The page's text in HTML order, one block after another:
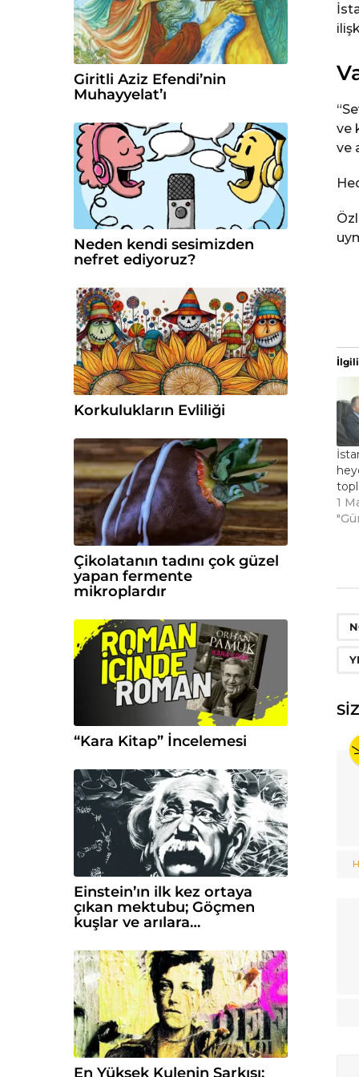
ve
ve
İlgili
1
Giritli Aziz Efendi’nin
Muhayyelat’ı
Neden kendi sesimizden
nefret ediyoruz?
Korkulukların Evliliği
Çikolatanın tadını çok güzel
yapan fermente
mikroplardır
“Kara Kitap” İncelemesi
Einstein’ın ilk kez ortaya
çıkan mektubu; Göçmen
kuşlar ve arılara…
En Yüksek Kulenin Şarkısı;